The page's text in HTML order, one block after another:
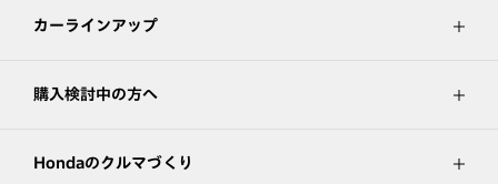
カーラインアップ
購入検討中の方へ
Hondaのクルマづくり